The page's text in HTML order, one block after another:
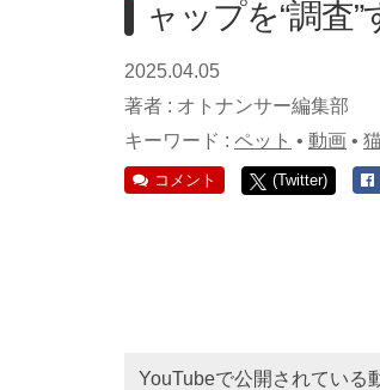
ャップを“調査
2025.04.05
著者 : オトナンサー編集部
キーワード : ペット • 動画 •
コメント (Twitter)
YouTubeで公開されている